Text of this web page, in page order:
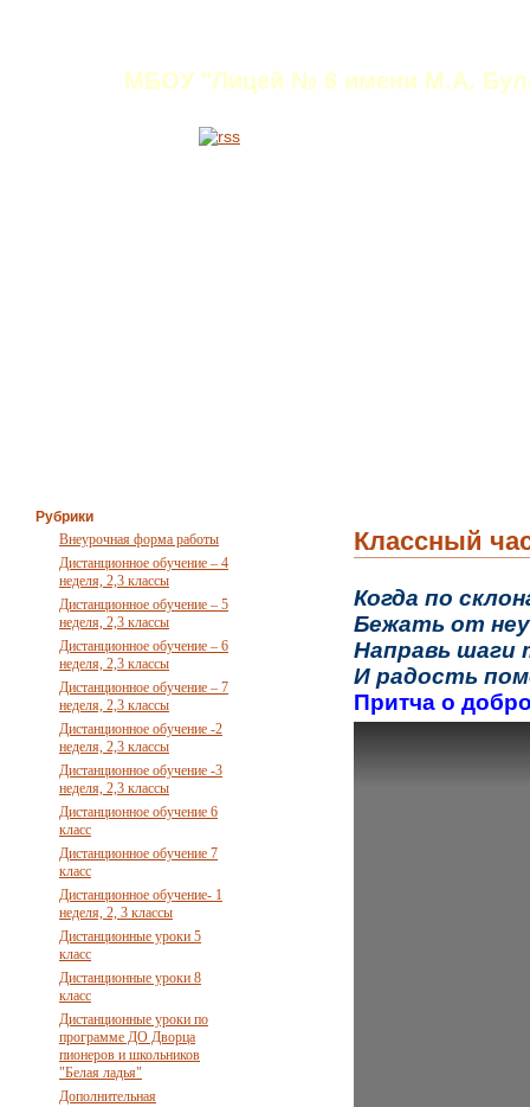
МБОУ "Лицей № 6 имени М.А.
Рубрики
Внеурочная форма работы
Дистанционное обучение – 4
неделя, 2,3 классы
Дистанционное обучение – 5
неделя, 2,3 классы
Дистанционное обучение – 6
неделя, 2,3 классы
Дистанционное обучение – 7
неделя, 2,3 классы
Дистанционное обучение -2
неделя, 2,3 классы
Дистанционное обучение -3
неделя, 2,3 классы
Дистанционное обучение 6
класс
Дистанционное обучение 7
класс
Дистанционное обучение- 1
неделя, 2, 3 классы
Дистанционные уроки 5
класс
Дистанционные уроки 8
класс
Дистанционные уроки по
программе ДО Дворца
пионеров и школьников
"Белая ладья"
Дополнительная
Классный
Когда по
Бежать от
Направь
И радость
Притча о